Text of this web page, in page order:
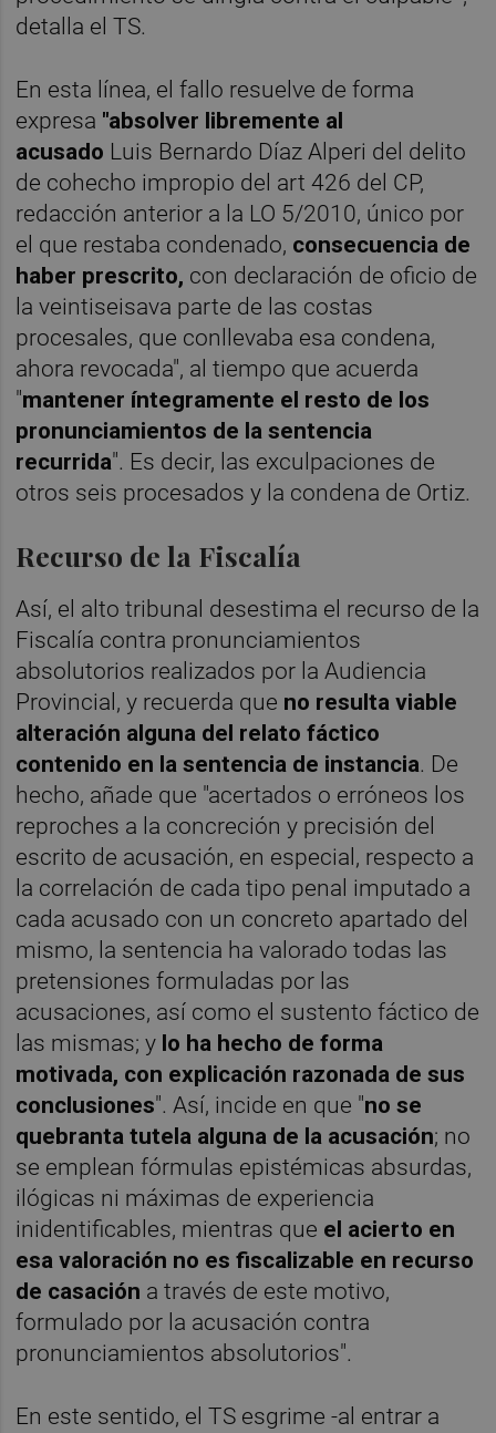
detalla el TS.
En esta línea, el fallo resuelve de forma
expresa "absolver libremente al
acusado Luis Bernardo Díaz Alperi del delito
de cohecho impropio del art 426 del CP,
redacción anterior a la LO 5/2010, único por
el que restaba condenado, consecuencia de
haber prescrito, con declaración de oficio de
la veintiseisava parte de las costas
procesales, que conllevaba esa condena,
ahora revocada", al tiempo que acuerda
"mantener íntegramente el resto de los
pronunciamientos de la sentencia
recurrida". Es decir, las exculpaciones de
otros seis procesados y la condena de Ortiz.
Recurso de la Fiscalía
Así, el alto tribunal desestima el recurso de la
Fiscalía contra pronunciamientos
absolutorios realizados por la Audiencia
Provincial, y recuerda que no resulta viable
alteración alguna del relato fáctico
contenido en la sentencia de instancia. De
hecho, añade que "acertados o erróneos los
reproches a la concreción y precisión del
escrito de acusación, en especial, respecto a
la correlación de cada tipo penal imputado a
cada acusado con un concreto apartado del
mismo, la sentencia ha valorado todas las
pretensiones formuladas por las
acusaciones, así como el sustento fáctico de
las mismas; y lo ha hecho de forma
motivada, con explicación razonada de sus
conclusiones". Así, incide en que "no se
quebranta tutela alguna de la acusación; no
se emplean fórmulas epistémicas absurdas,
ilógicas ni máximas de experiencia
inidentificables, mientras que el acierto en
esa valoración no es fiscalizable en recurso
de casación a través de este motivo,
formulado por la acusación contra
pronunciamientos absolutorios".
En este sentido, el TS esgrime -al entrar a